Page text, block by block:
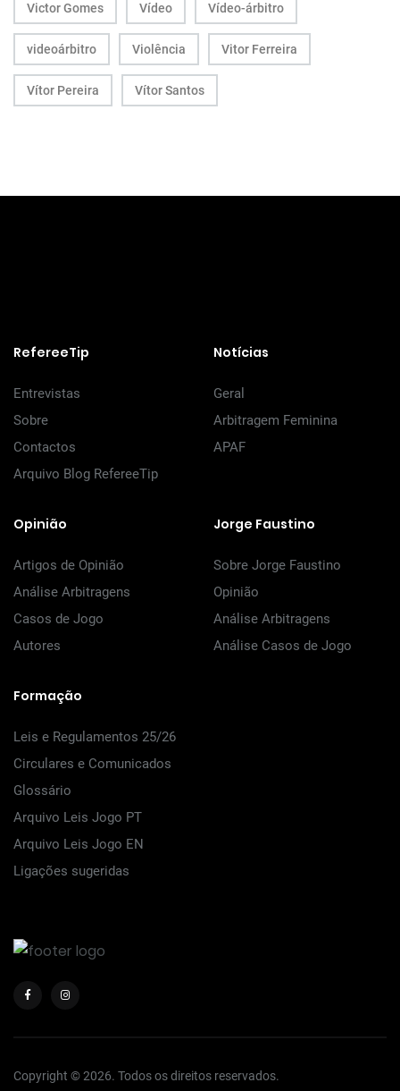
Victor Gomes Vídeo Vídeo-árbitro
videoárbitro Violência Vitor Ferreira
Vítor Pereira Vítor Santos
RefereeTip
Entrevistas
Sobre
Contactos
Arquivo Blog RefereeTip
Notícias
Geral
Arbitragem Feminina
APAF
Opinião
Artigos de Opinião
Análise Arbitragens
Casos de Jogo
Autores
Jorge Faustino
Sobre Jorge Faustino
Opinião
Análise Arbitragens
Análise Casos de Jogo
Formação
Leis e Regulamentos 25/26
Circulares e Comunicados
Glossário
Arquivo Leis Jogo PT
Arquivo Leis Jogo EN
Ligações sugeridas
Copyright © 2026. Todos os direitos reservados.